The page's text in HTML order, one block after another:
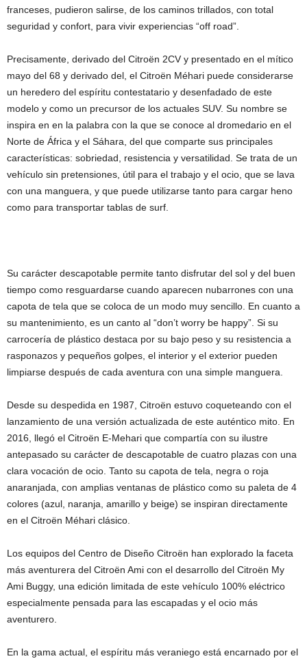
franceses, pudieron salirse, de los caminos trillados, con total
seguridad y confort, para vivir experiencias “off road”.
Precisamente, derivado del Citroën 2CV y presentado en el mítico
mayo del 68 y derivado del, el Citroën Méhari puede considerarse
un heredero del espíritu contestatario y desenfadado de este
modelo y como un precursor de los actuales SUV. Su nombre se
inspira en en la palabra con la que se conoce al dromedario en el
Norte de África y el Sáhara, del que comparte sus principales
características: sobriedad, resistencia y versatilidad. Se trata de un
vehículo sin pretensiones, útil para el trabajo y el ocio, que se lava
con una manguera, y que puede utilizarse tanto para cargar heno
como para transportar tablas de surf.
Su carácter descapotable permite tanto disfrutar del sol y del buen
tiempo como resguardarse cuando aparecen nubarrones con una
capota de tela que se coloca de un modo muy sencillo. En cuanto a
su mantenimiento, es un canto al “don’t worry be happy”. Si su
carrocería de plástico destaca por su bajo peso y su resistencia a
rasponazos y pequeños golpes, el interior y el exterior pueden
limpiarse después de cada aventura con una simple manguera.
Desde su despedida en 1987, Citroën estuvo coqueteando con el
lanzamiento de una versión actualizada de este auténtico mito. En
2016, llegó el Citroën E-Mehari que compartía con su ilustre
antepasado su carácter de descapotable de cuatro plazas con una
clara vocación de ocio. Tanto su capota de tela, negra o roja
anaranjada, con amplias ventanas de plástico como su paleta de 4
colores (azul, naranja, amarillo y beige) se inspiran directamente
en el Citroën Méhari clásico.
Los equipos del Centro de Diseño Citroën han explorado la faceta
más aventurera del Citroën Ami con el desarrollo del Citroën My
Ami Buggy, una edición limitada de este vehículo 100% eléctrico
especialmente pensada para las escapadas y el ocio más
aventurero.
En la gama actual, el espíritu más veraniego está encarnado por el